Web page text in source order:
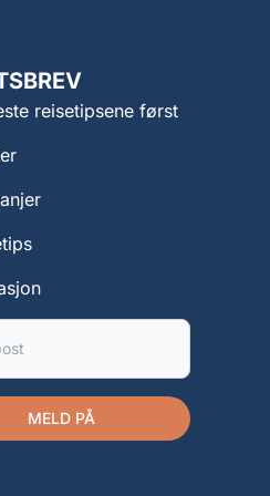
reisetipsene først
MELD PÅ